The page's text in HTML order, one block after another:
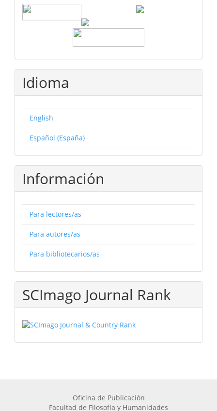
Idioma
English
Español (España)
Información
Para lectores/as
Para autores/as
Para bibliotecarios/as
SCImago Journal Rank
Oficina de Publicación
Facultad de Filosofía y Humanidades